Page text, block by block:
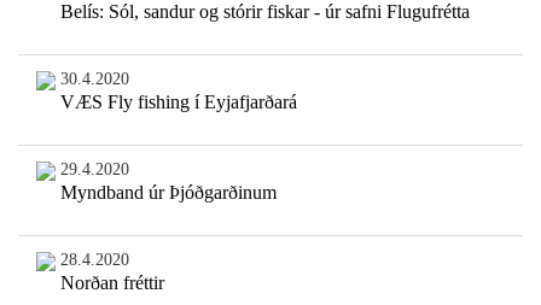
Belís: Sól, sandur og stórir fiskar - úr safni Flugufrétta
30.4.2020
VÆS Fly fishing í Eyjafjarðará
29.4.2020
Myndband úr Þjóðgarðinum
28.4.2020
Norðan fréttir